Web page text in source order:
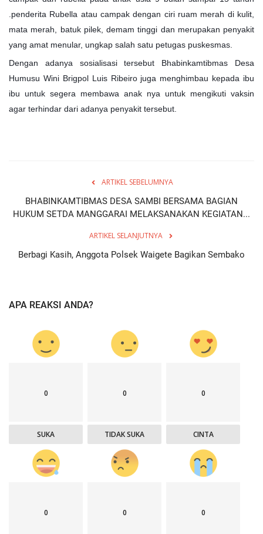
.penderita Rubella atau campak dengan ciri ruam merah di kulit,
mata merah, batuk pilek, demam tinggi dan merupakan penyakit
yang amat menular, ungkap salah satu petugas puskesmas.
Dengan adanya sosialisasi tersebut Bhabinkamtibmas Desa
Humusu Wini Brigpol Luis Ribeiro juga menghimbau kepada ibu
ibu untuk segera membawa anak nya untuk mengikuti vaksin
agar terhindar dari adanya penyakit tersebut.
ARTIKEL SEBELUMNYA
BHABINKAMTIBMAS DESA SAMBI BERSAMA BAGIAN
HUKUM SETDA MANGGARAI MELAKSANAKAN KEGIATAN...
ARTIKEL SELANJUTNYA
Berbagi Kasih, Anggota Polsek Waigete Bagikan Sembako
APA REAKSI ANDA?
0
SUKA
0
TIDAK SUKA
0
CINTA
0 0 0